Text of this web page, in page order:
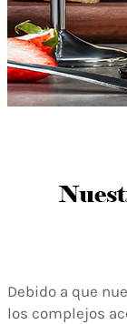
Debido a que
los complejos